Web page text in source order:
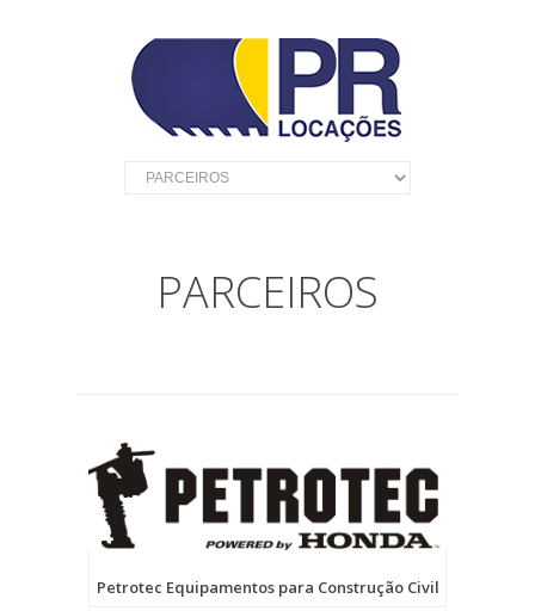
PARCEIROS
Petrotec Equipamentos para Construção Civil